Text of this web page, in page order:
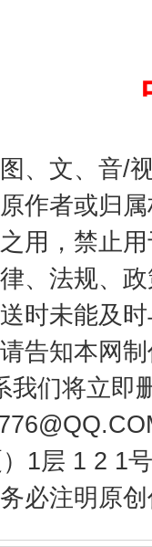
图、文、音/
作者或归
用，禁止
、法规、
时未能及
告知本网
我们将立即
1层 1 2 1
必注明原 一